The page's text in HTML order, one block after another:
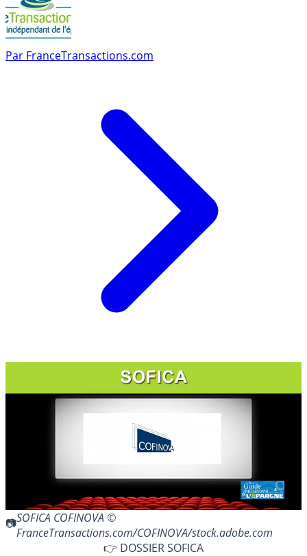
Par FranceTransactions.com
SOFICA COFINOVA ©
FranceTransactions.com/COFINOVA/stock.adobe.com
👉 DOSSIER SOFICA